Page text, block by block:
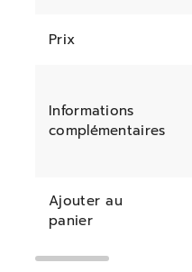
Prix
Informations
complémentaires
Ajouter au
panier